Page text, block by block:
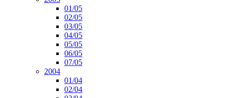
01/05
02/05
03/05
04/05
05/05
06/05
07/05
2004
01/04
02/04